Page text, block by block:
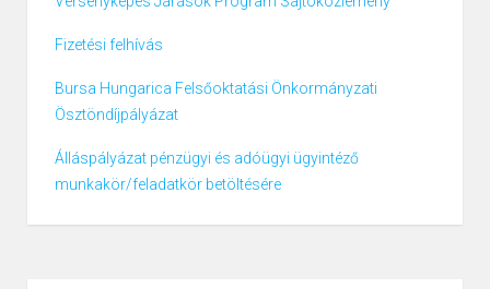
Fizetési felhívás
Bursa Hungarica Felsőoktatási Önkormányzati
Ösztöndíjpályázat
Álláspályázat pénzügyi és adóügyi ügyintéző
munkakör/feladatkör betöltésére